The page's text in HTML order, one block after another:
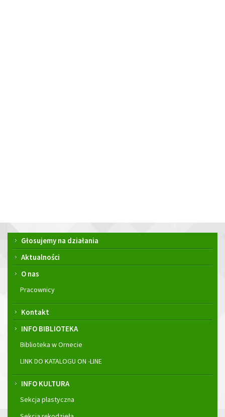
Menu
główne
Głosujemy na działania
Aktualności
O nas
Pracownicy
Kontakt
INFO BIBLIOTEKA
Biblioteka w Ornecie
LINK DO KATALOGU ON -LINE
INFO KULTURA
Sekcja plastyczna